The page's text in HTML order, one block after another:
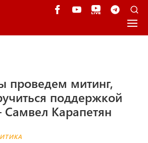
проведем митинг,
поддержкой
Карапетян